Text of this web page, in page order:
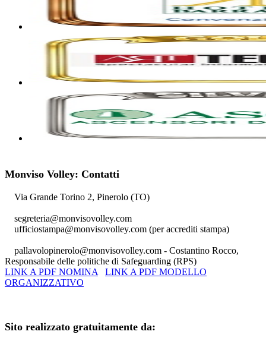
Monviso Volley: Contatti
Via Grande Torino 2, Pinerolo (TO)
segreteria@monvisovolley.com
ufficiostampa@monvisovolley.com (per accrediti stampa)
pallavolopinerolo@monvisovolley.com - Costantino Rocco,
Responsabile delle politiche di Safeguarding (RPS)
LINK A PDF NOMINA
LINK A PDF MODELLO
ORGANIZZATIVO
Sito realizzato gratuitamente da: